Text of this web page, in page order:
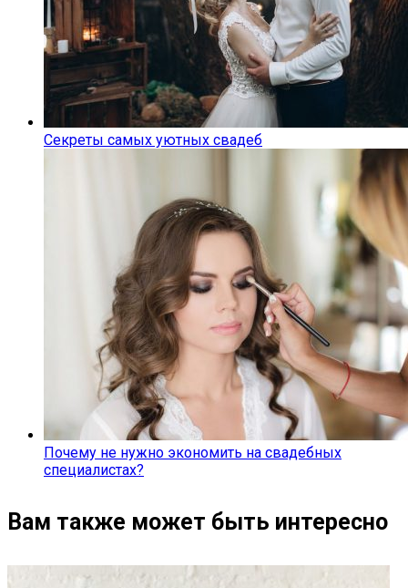
Секреты самых уютных свадеб
Почему не нужно экономить на свадебных
специалистах?
Вам также может быть интересно